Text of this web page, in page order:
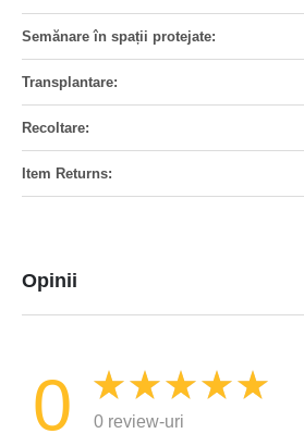
Opinii
0 0 review-uri